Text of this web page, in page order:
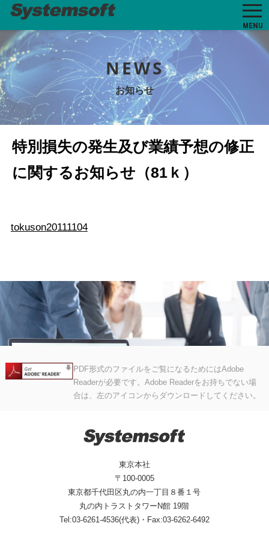
MENU
NEWS
お知らせ
特別損失の発生及び業績予想の修正
に関するお知らせ（81ｋ）
tokuson20111104
PDF形式のファイルをご覧になるためにはAdobe
Readerが必要です。Adobe Readerをお持ちでない場
合は、左のアイコンからダウンロードしてください。
東京本社
〒100-0005
東京都千代田区丸の内一丁目８番１号
丸の内トラストタワーN館 19階
Tel:03-6261-4536(代表)・Fax:03-6262-6492